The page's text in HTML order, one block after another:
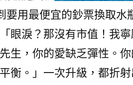
要用最便宜的鈔票換取水
「眼淚？那沒有市值！我
生，你的愛缺乏彈性。
衡。」一次升級，都折